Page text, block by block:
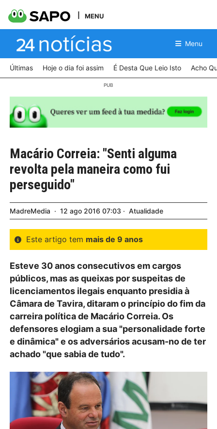
MENU
Menu
Últimas Hoje o dia foi assim É Desta Que Leio Isto Acho
Macário Correia: "Senti alguma
revolta pela maneira como fui
perseguido"
MadreMedia 12 ago 2016 07:03 Atualidade
Este artigo tem mais de 9 anos
Esteve 30 anos consecutivos em cargos
públicos, mas as queixas por suspeitas de
licenciamentos ilegais enquanto presidia à
Câmara de Tavira, ditaram o princípio do fim da
carreira política de Macário Correia. Os
defensores elogiam a sua "personalidade forte
e dinâmica" e os adversários acusam-no de ter
achado "que sabia de tudo".